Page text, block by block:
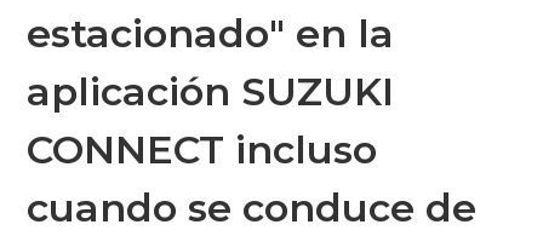
estacionado" en la
aplicación SUZUKI
CONNECT incluso
cuando se conduce de